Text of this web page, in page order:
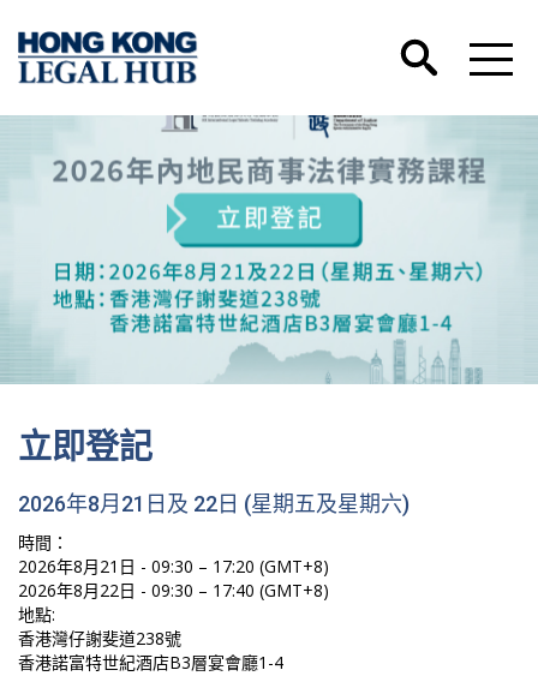
立即登記
2026年8月21日及 22日 (星期五及星期六)
時間：
2026年8月21日 - 09:30 – 17:20 (GMT+8)
2026年8月22日 - 09:30 – 17:40 (GMT+8)
地點:
香港灣仔謝斐道238號
香港諾富特世紀酒店B3層宴會廳1-4